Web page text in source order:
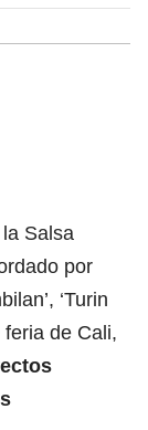
Salsa
por
‘Turin
feria de Cali,